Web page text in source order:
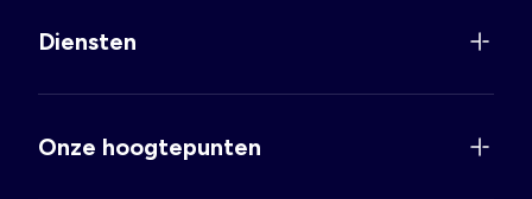
Diensten
Onze hoogtepunten